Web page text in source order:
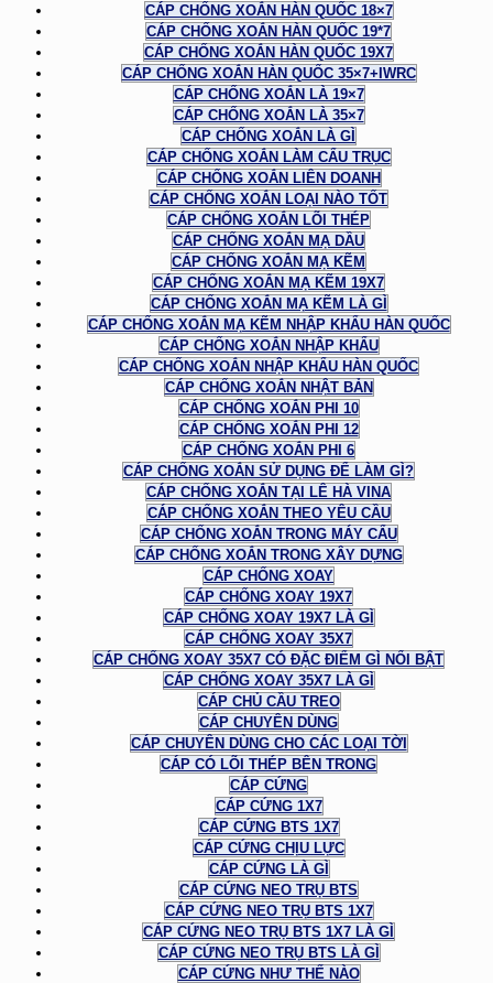
CÁP CHỐNG XOẮN HÀN QUỐC 18×7
CÁP CHỐNG XOẮN HÀN QUỐC 19*7
CÁP CHỐNG XOẮN HÀN QUỐC 19X7
CÁP CHỐNG XOẮN HÀN QUỐC 35×7+IWRC
CÁP CHỐNG XOẮN LÀ 19×7
CÁP CHỐNG XOẮN LÀ 35×7
CÁP CHỐNG XOẮN LÀ GÌ
CÁP CHỐNG XOẮN LÀM CẨU TRỤC
CÁP CHỐNG XOẮN LIÊN DOANH
CÁP CHỐNG XOẮN LOẠI NÀO TỐT
CÁP CHỐNG XOẮN LÕI THÉP
CÁP CHỐNG XOẮN MẠ DẦU
CÁP CHỐNG XOẮN MẠ KẼM
CÁP CHỐNG XOẮN MẠ KẼM 19X7
CÁP CHỐNG XOẮN MẠ KẼM LÀ GÌ
CÁP CHỐNG XOẮN MẠ KẼM NHẬP KHẨU HÀN QUỐC
CÁP CHỐNG XOẮN NHẬP KHẨU
CÁP CHỐNG XOẮN NHẬP KHẨU HÀN QUỐC
CÁP CHỐNG XOẮN NHẬT BẢN
CÁP CHỐNG XOẮN PHI 10
CÁP CHỐNG XOẮN PHI 12
CÁP CHỐNG XOẮN PHI 6
CÁP CHỐNG XOẮN SỬ DỤNG ĐỂ LÀM GÌ?
CÁP CHỐNG XOẮN TẠI LÊ HÀ VINA
CÁP CHỐNG XOẮN THEO YÊU CẦU
CÁP CHỐNG XOẮN TRONG MÁY CẨU
CÁP CHỐNG XOẮN TRONG XÂY DỰNG
CÁP CHỐNG XOAY
CÁP CHỐNG XOAY 19X7
CÁP CHỐNG XOAY 19X7 LÀ GÌ
CÁP CHỐNG XOAY 35X7
CÁP CHỐNG XOAY 35X7 CÓ ĐẶC ĐIỂM GÌ NỔI BẬT
CÁP CHỐNG XOAY 35X7 LÀ GÌ
CÁP CHỦ CẦU TREO
CÁP CHUYÊN DÙNG
CÁP CHUYÊN DÙNG CHO CÁC LOẠI TỜI
CÁP CÓ LÕI THÉP BÊN TRONG
CÁP CỨNG
CÁP CỨNG 1X7
CÁP CỨNG BTS 1X7
CÁP CỨNG CHỊU LỰC
CÁP CỨNG LÀ GÌ
CÁP CỨNG NEO TRỤ BTS
CÁP CỨNG NEO TRỤ BTS 1X7
CÁP CỨNG NEO TRỤ BTS 1X7 LÀ GÌ
CÁP CỨNG NEO TRỤ BTS LÀ GÌ
CÁP CỨNG NHƯ THẾ NÀO